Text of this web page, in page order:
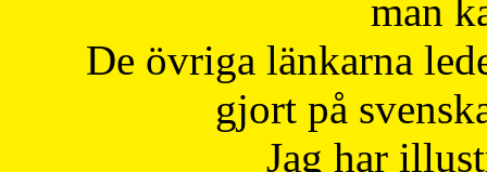
man
De övriga länkarna
gjort på
Jag har